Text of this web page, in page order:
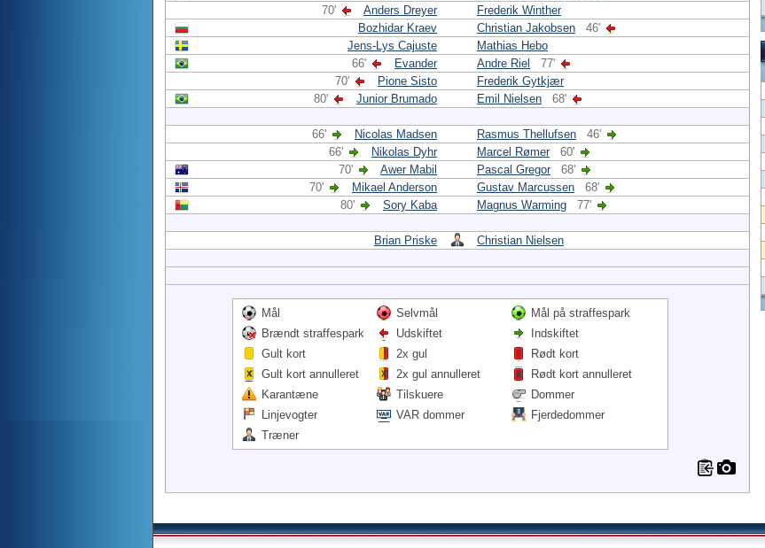
70'
Anders Dreyer
Frederik Winther
Bozhidar Kraev
Christian Jakobsen
46'
Jens-Lys Cajuste
Mathias Hebo
66'
Evander Andre Riel
77'
70'
Pione Sisto
Frederik Gytkjær
80'
Junior Brumado Emil Nielsen 68'
66' Nicolas Madsen Rasmus Thellufsen
46'
66'
Nikolas Dyhr Marcel Rømer
60'
70'
Awer Mabil Pascal Gregor
68'
70'
Mikael Anderson Gustav Marcussen
68'
80'
Sory Kaba Magnus Warming 77'
Brian Priske Christian Nielsen
Mål Selvmål
Mål på straffespark
Brændt straffespark
Udskiftet
Indskiftet
Gult kort
2x gul
Rødt kort
Gult kort annulleret
2x gul annulleret
Rødt kort annulleret
Karantæne
Tilskuere
Dommer
Linjevogter
VAR dommer
Fjerdedommer
Træner